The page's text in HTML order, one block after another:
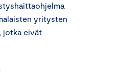
yritysten
jotka eivät